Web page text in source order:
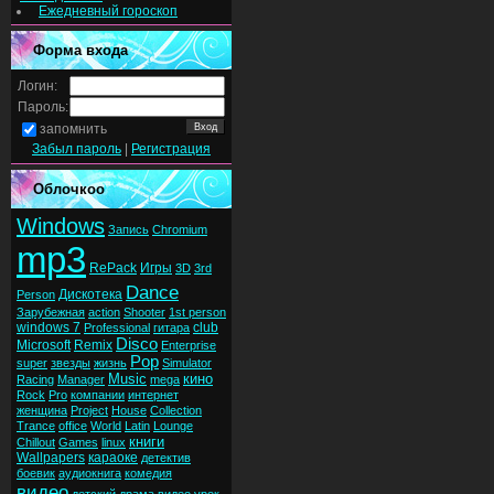
Ежедневный гороскоп
Форма входа
Логин:
Пароль:
запомнить
Забыл пароль
Регистрация
Облочкоо
Windows Запись Chromium
mp3 RePack Игры 3D 3rd
Person Дискотека Dance
Зарубежная action Shooter 1st person
windows 7 Professional гитара club
Microsoft Remix Disco Enterprise
super звезды жизнь Pop Simulator
Racing Manager Music mega кино
Rock Pro компании интернет
женщина Project House Collection
Trance office World Latin Lounge
Chillout Games linux книги
Wallpapers караоке детектив
боевик аудиокнига комедия